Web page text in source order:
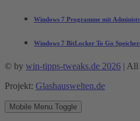
Windows 7 Programme mit
Windows 7 BitLocker To Go
© by win-tipps-tweaks.de 2026 | All
Projekt: Glashauswelten.de
Mobile Menu Toggle